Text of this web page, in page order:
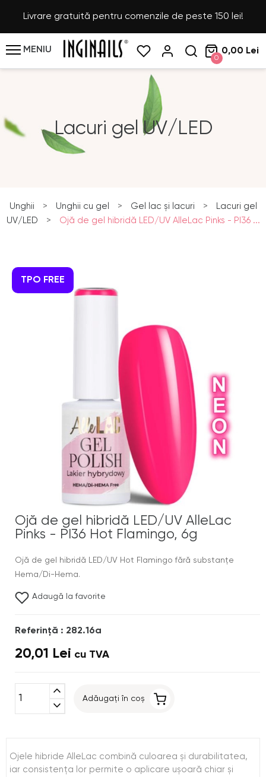
Livrare gratuită pentru comenzile de peste 150 lei!
MENIU
0
0,00 Lei
Lacuri gel UV/LED
Unghii > Unghii cu gel > Gel lac și lacuri >
Lacuri gel
UV/LED
> Ojă de gel hibridă LED/UV AlleLac Pinks - PI36 ...
TPO FREE
Ojă de gel hibridă LED/UV AlleLac
Pinks - PI36 Hot Flamingo, 6g
Ojă de gel hibridă LED/UV Hot Flamingo fără substanțe
Hema/Di-Hema.
Adaugă la favorite
Referinţă : 282.16a
20,01 Lei cu TVA
expand_less
expand_more
Adăugați în coș
Ojele hibride AlleLac combină culoarea și durabilitatea,
iar consistența lor permite o aplicare ușoară chiar și